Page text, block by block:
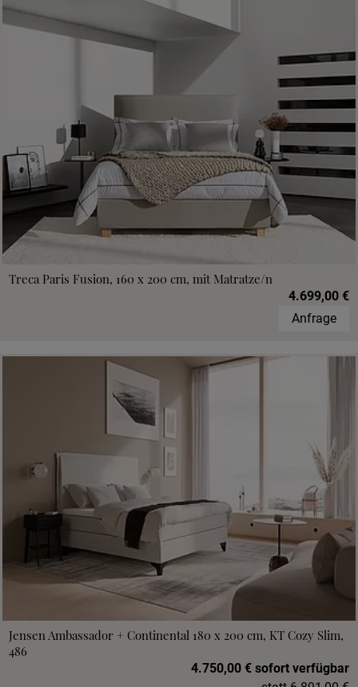
Treca Paris Fusion, 160 x 200 cm, mit Matratze/n
4.699,00 €
Anfrage
Jensen Ambassador + Continental 180 x 200 cm, KT Cozy Slim,
486
4.750,00 € sofort verfügbar